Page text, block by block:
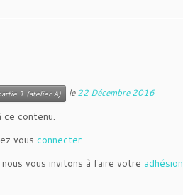
1 (atelier A) le22 Décembre 2016
contenu.
vous connecter.
nous vous invitons à faire votre adhésion